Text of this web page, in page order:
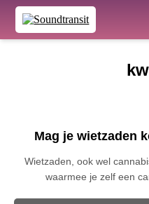
Mag je wietzaden
Wietzaden, ook wel
waarmee je zelf een